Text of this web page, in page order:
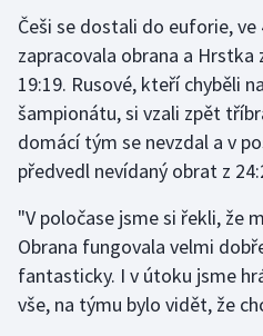
Češi se dostali do euforie,
zapracovala obrana a Hrstka
19:19. Rusové, kteří chyběli
šampionátu, si vzali zpět
domácí tým se nevzdal a v
předvedl nevídaný obrat z
"V poločase jsme si řekli, že
Obrana fungovala velmi
fantasticky. I v útoku jsme
vše, na týmu bylo vidět, že